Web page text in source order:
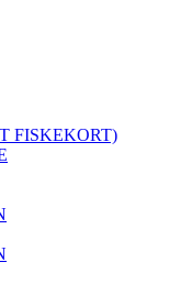
FISKEKORT)